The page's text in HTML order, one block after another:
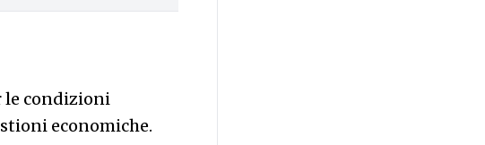
le condizioni
economiche.